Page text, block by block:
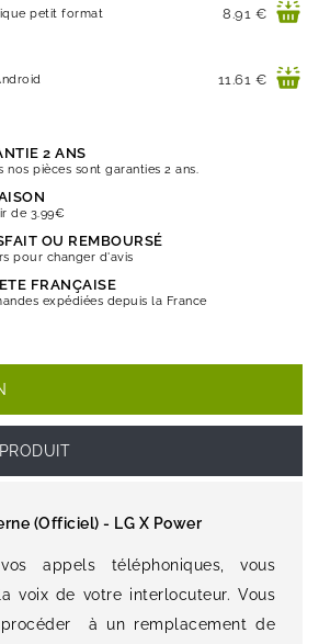
petit format Prix
8.91 €
Prix
11.61 €
2 ANS
nos pièces sont garanties 2 ans.
de 3.99€
OU REMBOURSÉ
pour changer d'avis
FRANÇAISE
expédiées depuis la France
(Officiel) - LG X Power
appels téléphoniques, vous
voix de votre interlocuteur. Vous
à un remplacement de